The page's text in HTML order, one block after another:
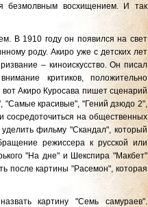
безмолвным восхищением. И так
В 1910 году он появился на свет
роду. Акиро уже с детских лет
– киноискусство. Он писал
критиков, положительно
Акиро Куросава пишет сценарий
"Самые красивые", "Гений дзюдо 2",
сосредоточиться на общественных
фильму "Скандал", который
режиссера к русской или
"На дне" и Шекспира "Макбет"
после картины "Расемон", которая
картину "Семь самураев".